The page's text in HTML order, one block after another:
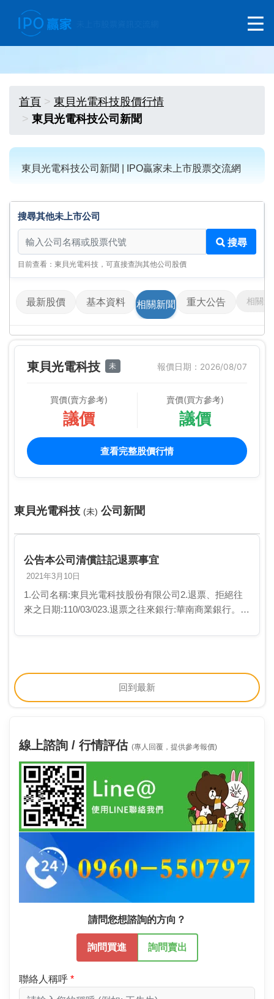
首頁
東貝光電科技股價行情
東貝光電科技公司新聞
東貝光電科技公司新聞 | IPO贏家未上市股票交流網
搜尋其他未上市公司
搜尋其他未上市公司
搜尋
目前查看：東貝光電科技，可直接查詢其他公司股價
最新股價 基本資料 相關新聞 重大公告 相關影
東貝光電科技 未 報價日期：2026/08/07
買價(賣方參考)
議價
賣價(買方參考)
議價
查看完整股價行情
東貝光電科技 (未) 公司新聞
公告本公司清償註記退票事宜
2021年3月10日
1.公司名稱:東貝光電科技股份有限公司2.退票、拒絕往
來之日期:110/03/023.退票之往來銀行:華南商業銀行。4.
入〝已實際償付…
回到最新
線上諮詢 / 行情評估 (專人回覆，提供參考報價)
請問您想諮詢的方向？
詢問買進 詢問賣出
聯絡人稱呼